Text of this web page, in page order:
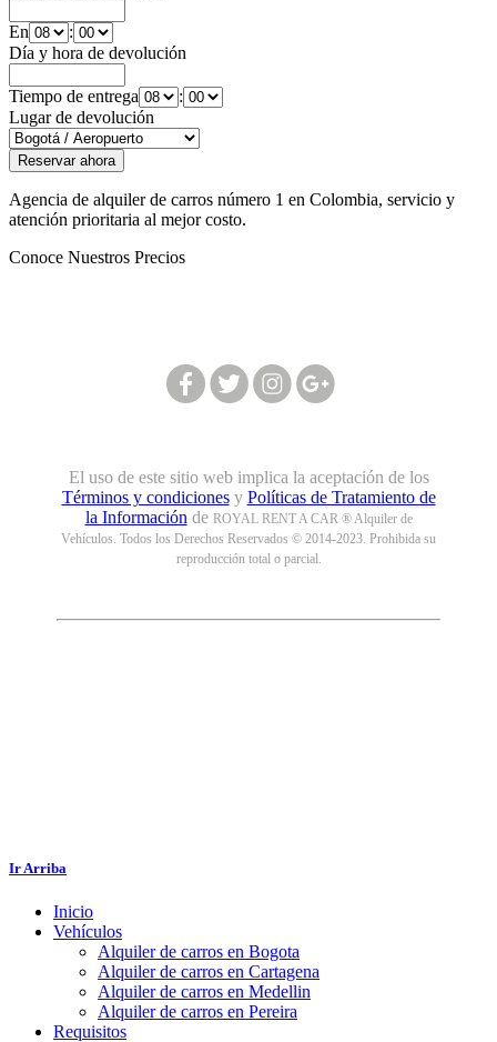
En
:
Día y hora de devolución
Tiempo de entrega
:
Lugar de devolución
Agencia de alquiler de carros número 1 en Colombia, servicio y
atención prioritaria al mejor costo.
Conoce Nuestros Precios
El uso de este sitio web implica la aceptación de los
Términos y condicionesy Políticas de Tratamiento de
la Informaciónde ROYAL RENT A CAR ® Alquiler de
Vehículos. Todos los Derechos Reservados © 2014-2023. Prohibida su
reproducción total o parcial.
Ir Arriba
Inicio
Vehículos
Alquiler de carros en Bogota
Alquiler de carros en Cartagena
Alquiler de carros en Medellin
Alquiler de carros en Pereira
Requisitos